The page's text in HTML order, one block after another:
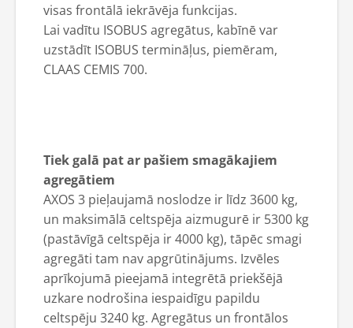
visas frontālā iekrāvēja funkcijas.
Lai vadītu ISOBUS agregātus, kabīnē var
uzstādīt ISOBUS termināļus, piemēram,
CLAAS CEMIS 700.
Tiek galā pat ar pašiem smagākajiem
agregātiem
AXOS 3 pieļaujamā noslodze ir līdz 3600 kg,
un maksimālā celtspēja aizmugurē ir 5300 kg
(pastāvīgā celtspēja ir 4000 kg), tāpēc smagi
agregāti tam nav apgrūtinājums. Izvēles
aprīkojumā pieejamā integrētā priekšējā
uzkare nodrošina iespaidīgu papildu
celtspēju 3240 kg. Agregātus un frontālos